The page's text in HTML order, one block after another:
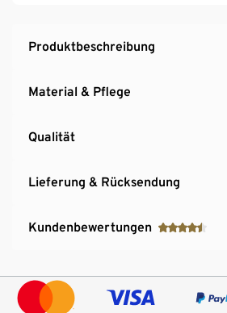
Produktbeschreibung
Material & Pflege
Qualität
Lieferung & Rücksendung
Kundenbewertungen